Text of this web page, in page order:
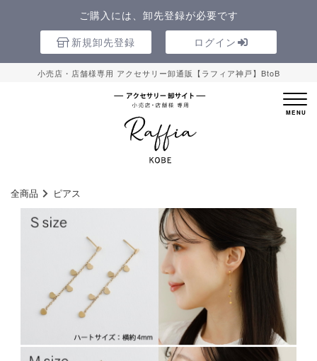
ご購入には、卸先登録が必要です
新規卸先登録
ログイン
小売店・店舗様専用 アクセサリー卸通販【ラフィア神戸】BtoB
全商品 ピアス